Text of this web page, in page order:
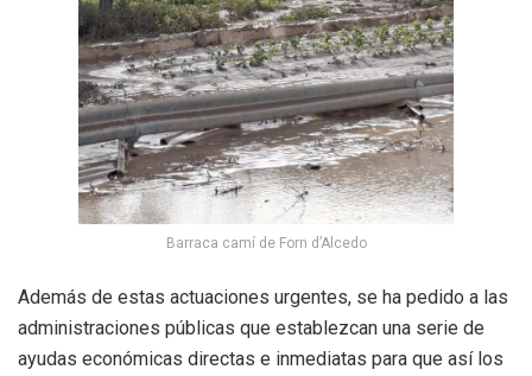
Barraca camí de Forn d’Alcedo
Además de estas actuaciones urgentes, se ha pedido a las
administraciones públicas que establezcan una serie de
ayudas económicas directas e inmediatas para que así los